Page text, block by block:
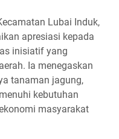
Lubai Induk,
apresiasi kepada
inisiatif yang
Ia menegaskan
tanaman jagung,
kebutuhan
masyarakat